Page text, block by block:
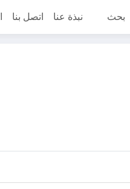
اتصل بنا نبذة عنا بحث